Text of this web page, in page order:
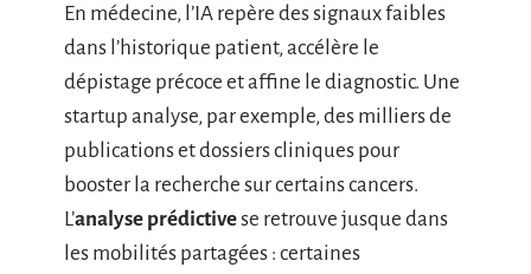
En médecine, l’IA repère des signaux faibles
dans l’historique patient, accélère le
dépistage précoce et affine le diagnostic. Une
startup analyse, par exemple, des milliers de
publications et dossiers cliniques pour
booster la recherche sur certains cancers.
L’analyse prédictivese retrouve jusque dans
les mobilités partagées : certaines